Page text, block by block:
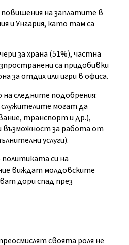
повишения на заплатите в
и Унгария, като там са
за храна (51%), частна
са придобивки
за отдих или игри в офиса.
следните подобрения:
могат да
транспорт и др.),
възможност за работа от
услуги).
си на
виждат молдовските
дори спад през
своята роля не